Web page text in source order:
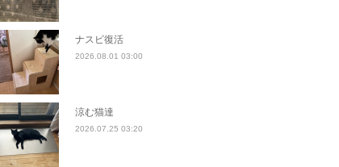
ナスビ復活
2026.08.01 03:00
涼む猫達
2026.07.25 03:20